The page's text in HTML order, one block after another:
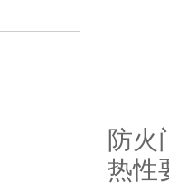
防火
热性